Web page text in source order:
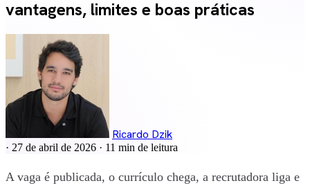
vantagens, limites e boas práticas
Ricardo Dzik
· 27 de abril de 2026 · 11 min de leitura
A vaga é publicada, o currículo chega, a recrutadora liga e